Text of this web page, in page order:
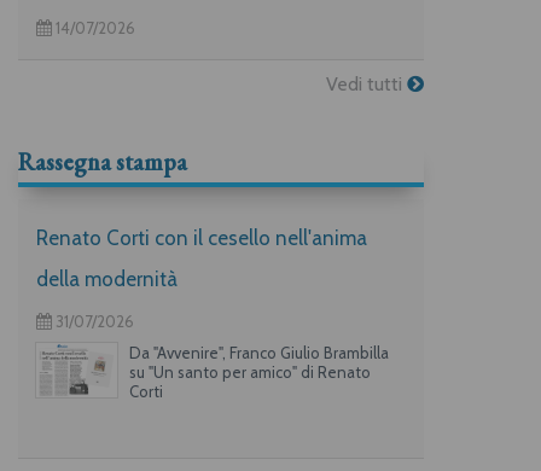
14/07/2026
Vedi tutti
Rassegna stampa
Renato Corti con il cesello nell'anima
della modernità
31/07/2026
Da "Avvenire", Franco Giulio Brambilla
su "Un santo per amico" di Renato
Corti